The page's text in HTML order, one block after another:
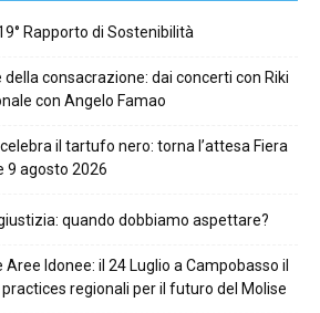
Rapporto di Sostenibilità
della consacrazione: dai concerti con Riki
con Angelo Famao
il tartufo nero: torna l’attesa Fiera
9 agosto 2026
quando dobbiamo aspettare?
Aree Idonee: il 24 Luglio a Campobasso il
regionali per il futuro del Molise